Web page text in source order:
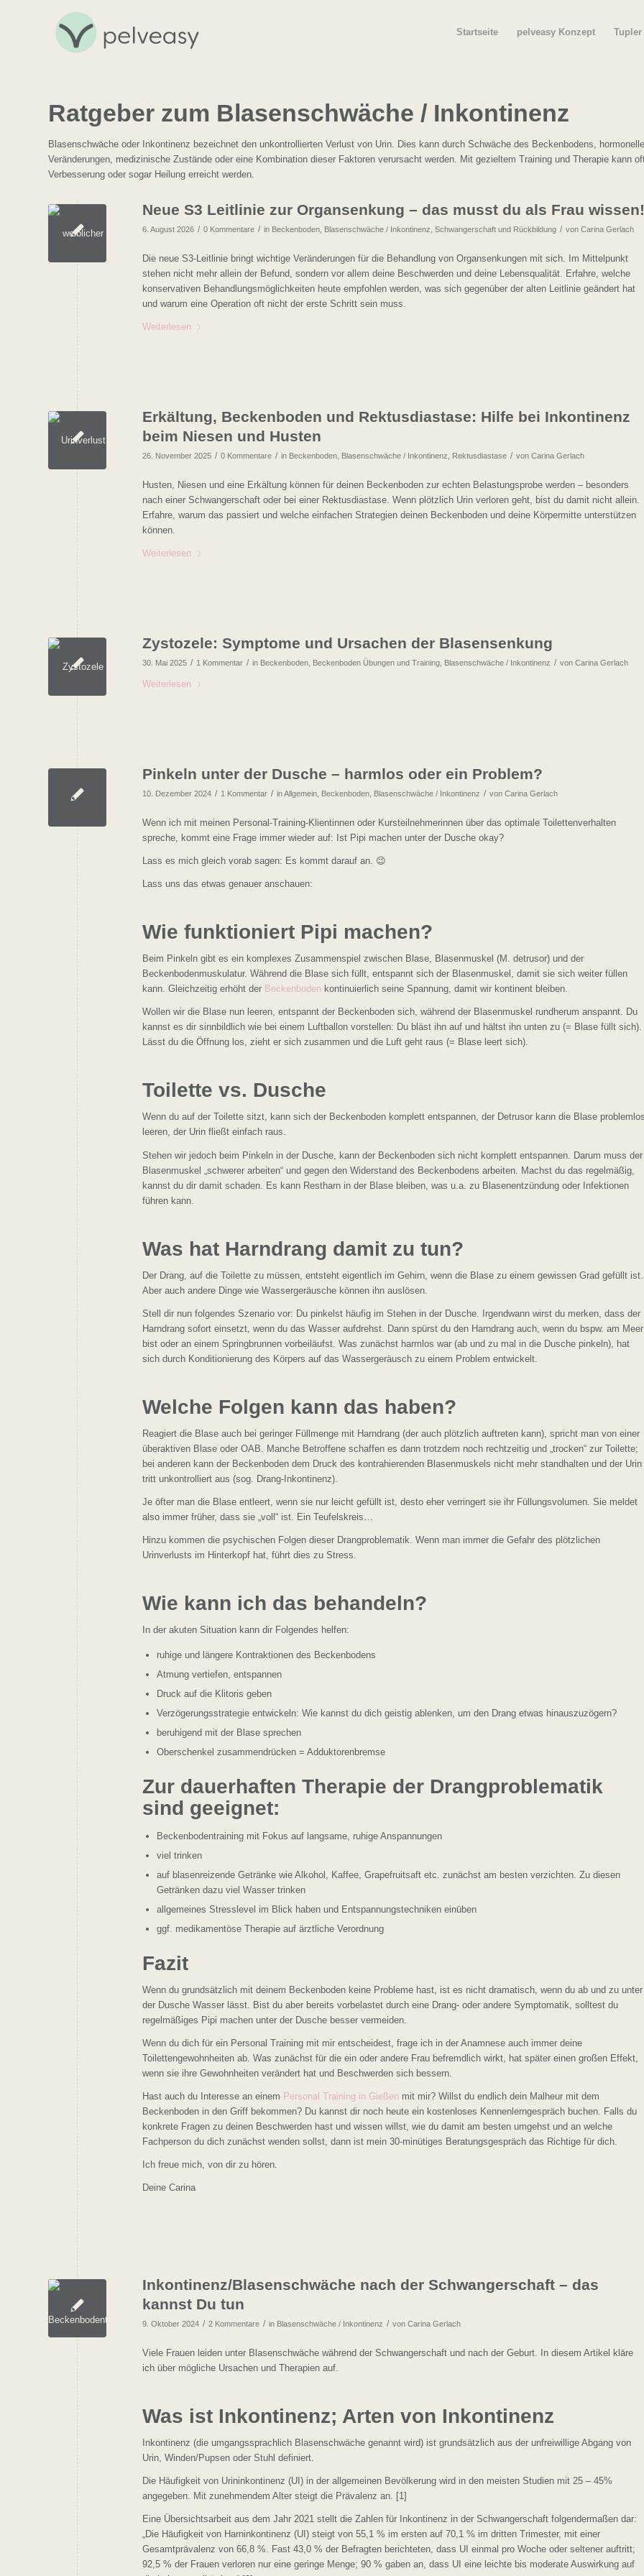
Startseite pelveasy Konzept Tupler
Ratgeber zum Blasenschwäche / Inkontinenz
Blasenschwäche oder Inkontinenz bezeichnet den unkontrollierten Verlust von Urin. Dies kann durch Schwäche des Beckenbodens, hormonelle
Veränderungen, medizinische Zustände oder eine Kombination dieser Faktoren verursacht werden. Mit gezieltem Training und Therapie kann
Verbesserung oder sogar Heilung erreicht werden.
Neue S3 Leitlinie zur Organsenkung – das musst du als Frau wissen!
6. August 2026 / 0 Kommentare / in Beckenboden Blasenschwäche / Inkontinenz Schwangerschaft und Rückbildung / von Carina Gerlach
Die neue S3-Leitlinie bringt wichtige Veränderungen für die Behandlung von Organsenkungen mit sich. Im Mittelpunkt
stehen nicht mehr allein der Befund, sondern vor allem deine Beschwerden und deine Lebensqualität. Erfahre, welche
konservativen Behandlungsmöglichkeiten heute empfohlen werden, was sich gegenüber der alten Leitlinie geändert hat
und warum eine Operation oft nicht der erste Schritt sein muss.
Weiterlesen
Erkältung, Beckenboden und Rektusdiastase: Hilfe bei Inkontinenz
beim Niesen und Husten
26. November 2025 / 0 Kommentare / in Beckenboden Blasenschwäche / Inkontinenz Rektusdiastase / von Carina Gerlach
Husten, Niesen und eine Erkältung können für deinen Beckenboden zur echten Belastungsprobe werden – besonders
nach einer Schwangerschaft oder bei einer Rektusdiastase. Wenn plötzlich Urin verloren geht, bist du damit nicht allein.
Erfahre, warum das passiert und welche einfachen Strategien deinen Beckenboden und deine Körpermitte unterstützen
können.
Weiterlesen
Zystozele: Symptome und Ursachen der Blasensenkung
30. Mai 2025 / 1 Kommentar / in Beckenboden Beckenboden Übungen und Training Blasenschwäche / Inkontinenz / von Carina Gerlach
Weiterlesen
Pinkeln unter der Dusche – harmlos oder ein Problem?
10. Dezember 2024 / 1 Kommentar / inAllgemein Beckenboden Blasenschwäche / Inkontinenz / von Carina Gerlach
Wenn ich mit meinen Personal-Training-Klientinnen oder Kursteilnehmerinnen über das optimale Toilettenverhalten
spreche, kommt eine Frage immer wieder auf: Ist Pipi machen unter der Dusche okay?
Lass es mich gleich vorab sagen: Es kommt darauf an. 😉
Lass uns das etwas genauer anschauen:
Wie funktioniert Pipi machen?
Beim Pinkeln gibt es ein komplexes Zusammenspiel zwischen Blase, Blasenmuskel (M. detrusor) und der
Beckenbodenmuskulatur. Während die Blase sich füllt, entspannt sich der Blasenmuskel, damit sie sich weiter füllen
kann. Gleichzeitig erhöht der Beckenboden kontinuierlich seine Spannung, damit wir kontinent bleiben.
Wollen wir die Blase nun leeren, entspannt der Beckenboden sich, während der Blasenmuskel rundherum anspannt. Du
kannst es dir sinnbildlich wie bei einem Luftballon vorstellen: Du bläst ihn auf und hältst ihn unten zu (= Blase füllt sich).
Lässt du die Öffnung los, zieht er sich zusammen und die Luft geht raus (= Blase leert sich).
Toilette vs. Dusche
Wenn du auf der Toilette sitzt, kann sich der Beckenboden komplett entspannen, der Detrusor kann die Blase
leeren, der Urin fließt einfach raus.
Stehen wir jedoch beim Pinkeln in der Dusche, kann der Beckenboden sich nicht komplett entspannen. Darum muss der
Blasenmuskel „schwerer arbeiten“ und gegen den Widerstand des Beckenbodens arbeiten. Machst du das regelmäßig,
kannst du dir damit schaden. Es kann Restharn in der Blase bleiben, was u.a. zu Blasenentzündung oder Infektionen
führen kann.
Was hat Harndrang damit zu tun?
Der Drang, auf die Toilette zu müssen, entsteht eigentlich im Gehirn, wenn die Blase zu einem gewissen Grad gefüllt ist.
Aber auch andere Dinge wie Wassergeräusche können ihn auslösen.
Stell dir nun folgendes Szenario vor: Du pinkelst häufig im Stehen in der Dusche. Irgendwann wirst du merken, dass der
Harndrang sofort einsetzt, wenn du das Wasser aufdrehst. Dann spürst du den Harndrang auch, wenn du bspw. am Meer
bist oder an einem Springbrunnen vorbeiläufst. Was zunächst harmlos war (ab und zu mal in die Dusche pinkeln), hat
sich durch Konditionierung des Körpers auf das Wassergeräusch zu einem Problem entwickelt.
Welche Folgen kann das haben?
Reagiert die Blase auch bei geringer Füllmenge mit Harndrang (der auch plötzlich auftreten kann), spricht man von einer
überaktiven Blase oder OAB. Manche Betroffene schaffen es dann trotzdem noch rechtzeitig und „trocken“ zur Toilette;
bei anderen kann der Beckenboden dem Druck des kontrahierenden Blasenmuskels nicht mehr standhalten und der Urin
tritt unkontrolliert aus (sog. Drang-Inkontinenz).
Je öfter man die Blase entleert, wenn sie nur leicht gefüllt ist, desto eher verringert sie ihr Füllungsvolumen. Sie meldet
also immer früher, dass sie „voll“ ist. Ein Teufelskreis…
Hinzu kommen die psychischen Folgen dieser Drangproblematik. Wenn man immer die Gefahr des plötzlichen
Urinverlusts im Hinterkopf hat, führt dies zu Stress.
Wie kann ich das behandeln?
In der akuten Situation kann dir Folgendes helfen:
ruhige und längere Kontraktionen des Beckenbodens
Atmung vertiefen, entspannen
Druck auf die Klitoris geben
Verzögerungsstrategie entwickeln: Wie kannst du dich geistig ablenken, um den Drang etwas hinauszuzögern?
beruhigend mit der Blase sprechen
Oberschenkel zusammendrücken = Adduktorenbremse
Zur dauerhaften Therapie der Drangproblematik
sind geeignet:
Beckenbodentraining mit Fokus auf langsame, ruhige Anspannungen
viel trinken
auf blasenreizende Getränke wie Alkohol, Kaffee, Grapefruitsaft etc. zunächst am besten verzichten. Zu diesen
Getränken dazu viel Wasser trinken
allgemeines Stresslevel im Blick haben und Entspannungstechniken einüben
ggf. medikamentöse Therapie auf ärztliche Verordnung
Fazit
Wenn du grundsätzlich mit deinem Beckenboden keine Probleme hast, ist es nicht dramatisch, wenn du ab und zu unter
der Dusche Wasser lässt. Bist du aber bereits vorbelastet durch eine Drang- oder andere Symptomatik, solltest du
regelmäßiges Pipi machen unter der Dusche besser vermeiden.
Wenn du dich für ein Personal Training mit mir entscheidest, frage ich in der Anamnese auch immer deine
Toilettengewohnheiten ab. Was zunächst für die ein oder andere Frau befremdlich wirkt, hat später einen großen Effekt,
wenn sie ihre Gewohnheiten verändert hat und Beschwerden sich bessern.
Hast auch du Interesse an einem Personal Training in Gießen mit mir? Willst du endlich dein Malheur mit dem
Beckenboden in den Griff bekommen? Du kannst dir noch heute ein kostenloses Kennenlerngespräch buchen. Falls du
konkrete Fragen zu deinen Beschwerden hast und wissen willst, wie du damit am besten umgehst und an welche
Fachperson du dich zunächst wenden sollst, dann ist mein 30-minütiges Beratungsgespräch das Richtige für dich.
Ich freue mich, von dir zu hören.
Deine Carina
Inkontinenz/Blasenschwäche nach der Schwangerschaft – das
kannst Du tun
9. Oktober 2024 / 2 Kommentare / in Blasenschwäche / Inkontinenz / von Carina Gerlach
Viele Frauen leiden unter Blasenschwäche während der Schwangerschaft und nach der Geburt. In diesem Artikel kläre
ich über mögliche Ursachen und Therapien auf.
Was ist Inkontinenz; Arten von Inkontinenz
Inkontinenz (die umgangssprachlich Blasenschwäche genannt wird) ist grundsätzlich aus der unfreiwillige Abgang von
Urin, Winden/Pupsen oder Stuhl definiert.
Die Häufigkeit von Urininkontinenz (UI) in der allgemeinen Bevölkerung wird in den meisten Studien mit 25 – 45%
angegeben. Mit zunehmendem Alter steigt die Prävalenz an. [1]
Eine Übersichtsarbeit aus dem Jahr 2021 stellt die Zahlen für Inkontinenz in der Schwangerschaft folgendermaßen dar:
„Die Häufigkeit von Harninkontinenz (UI) steigt von 55,1 % im ersten auf 70,1 % im dritten Trimester, mit einer
Gesamtprävalenz von 66,8 %. Fast 43,0 % der Befragten berichteten, dass UI einmal pro Woche oder seltener auftritt;
92,5 % der Frauen verloren nur eine geringe Menge; 90 % gaben an, dass UI eine leichte bis moderate Auswirkung auf